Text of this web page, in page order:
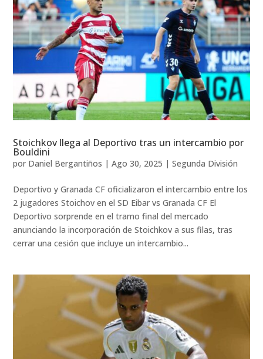
Stoichkov llega al Deportivo tras un intercambio por
Bouldini
por Daniel Bergantiños |Ago 30, 2025 |Segunda División
Deportivo y Granada CF oficializaron el intercambio entre los
2 jugadores Stoichov en el SD Eibar vs Granada CF El
Deportivo sorprende en el tramo final del mercado
anunciando la incorporación de Stoichkov a sus filas, tras
cerrar una cesión que incluye un intercambio...